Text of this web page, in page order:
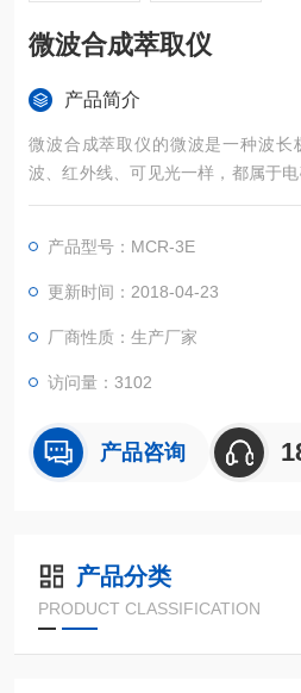
微波合成萃取仪
产品简介
微波合成萃取仪的微波是一种波长
波、红外线、可见光一样，都属于
0MHz到300KMHz，即波长从1毫米
用，当微波与物质分子相互作用，
碰撞、吸收微波能而产生热效应，
产品型号：MCR-3E
更新时间：2018-04-23
厂商性质：生产厂家
访问量：3102
产品咨询
产品分类
PRODUCT CLASSIFICATION